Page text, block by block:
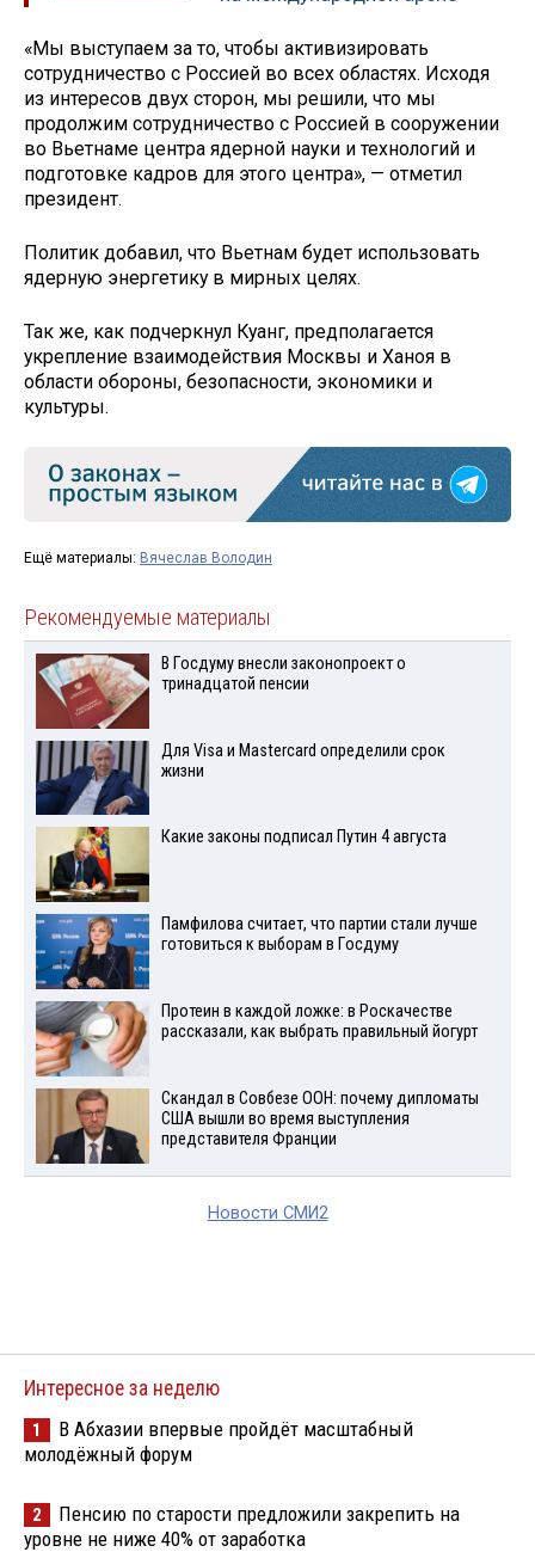
«Мы выступаем за то, чтобы активизировать
сотрудничество с Россией во всех областях. Исходя
из интересов двух сторон, мы решили, что мы
продолжим сотрудничество с Россией в сооружении
во Вьетнаме центра ядерной науки и технологий и
подготовке кадров для этого центра», — отметил
президент.
Политик добавил, что Вьетнам будет использовать
ядерную энергетику в мирных целях.
Так же, как подчеркнул Куанг, предполагается
укрепление взаимодействия Москвы и Ханоя в
области обороны, безопасности, экономики и
культуры.
Ещё материалы: Вячеслав Володин
Рекомендуемые материалы
В Госдуму внесли законопроект о
тринадцатой пенсии
Для Visа и Mastercard определили срок
жизни
Какие законы подписал Путин 4 августа
Памфилова считает, что партии стали лучше
готовиться к выборам в Госдуму
Протеин в каждой ложке: в Роскачестве
рассказали, как выбрать правильный йогурт
Скандал в Совбезе ООН: почему дипломаты
США вышли во время выступления
представителя Франции
Новости СМИ2
Интересное за неделю
1
В Абхазии впервые пройдёт масштабный
молодёжный форум
2
Пенсию по старости предложили закрепить на
уровне не ниже 40% от заработка